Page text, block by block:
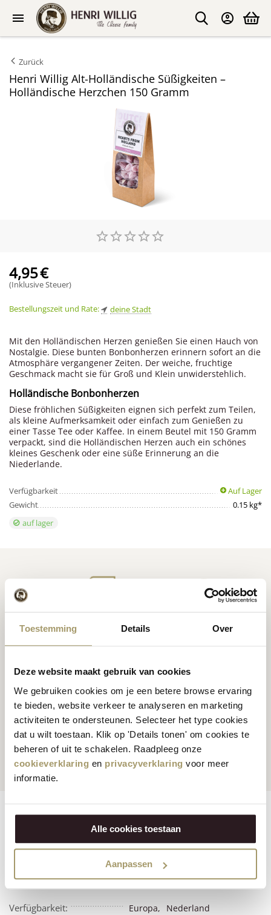
Toestemming Details Over
Deze website maakt gebruik van cookies
We gebruiken cookies om je een betere browse ervaring
te bieden, website verkeer te analyseren en marketing
activiteiten te ondersteunen. Selecteer het type cookies
dat u wilt toestaan. Klik op 'Details tonen' om cookies te
beheren of uit te schakelen. Raadpleeg onze
cookieverklaring en privacyverklaring voor meer
informatie.
Alle cookies toestaan
Aanpassen
Zurück
Henri Willig Alt-Holländische Süßigkeiten –
Holländische Herzchen 150 Gramm
4,95€
(Inklusive Steuer)
Bestellungszeit und Rate: deine Stadt
Mit den Holländischen Herzen genießen Sie einen Hauch von
Nostalgie. Diese bunten Bonbonherzen erinnern sofort an die
Atmosphäre vergangener Zeiten. Der weiche, fruchtige
Geschmack macht sie für Groß und Klein unwiderstehlich.
Holländische Bonbonherzen
Diese fröhlichen Süßigkeiten eignen sich perfekt zum Teilen,
als kleine Aufmerksamkeit oder einfach zum Genießen zu
einer Tasse Tee oder Kaffee. In einem Beutel mit 150 Gramm
verpackt, sind die Holländischen Herzen auch ein schönes
kleines Geschenk oder eine süße Erinnerung an die
Niederlande.
Verfügbarkeit
Auf Lager
Gewicht
0.15 kg*
auf lager
Inspiration für Käse
Niederländischer
Kunden bewerten uns
durchschnittlich
bewertet mit 9.5
Globale Sendungen
Features Reviews
Vegetarisch: Nein
Vegan: Nein
Verfügbarkeit: Europa, Nederland